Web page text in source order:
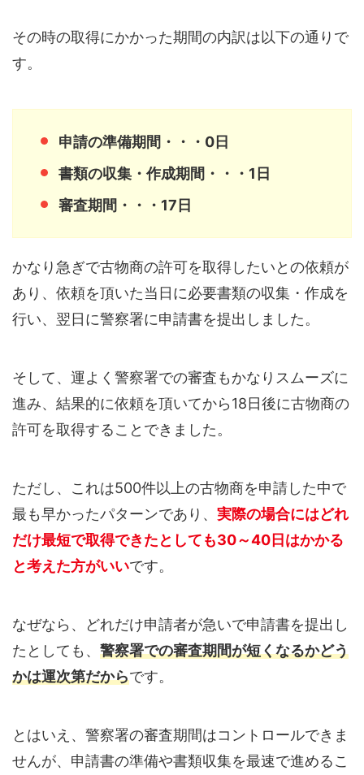
その時の取得にかかった期間の内訳は以下の通りで
す。
申請の準備期間・・・0日
書類の収集・作成期間・・・1日
審査期間・・・17日
かなり急ぎで古物商の許可を取得したいとの依頼が
あり、依頼を頂いた当日に必要書類の収集・作成を
行い、翌日に警察署に申請書を提出しました。
そして、運よく警察署での審査もかなりスムーズに
進み、結果的に依頼を頂いてから18日後に古物商の
許可を取得することできました。
ただし、これは500件以上の古物商を申請した中で
最も早かったパターンであり、 実際の場合にはどれ
だけ最短で取得できたとしても30～40日はかかる
と考えた方がいいです。
なぜなら、どれだけ申請者が急いで申請書を提出し
たとしても、 警察署での審査期間が短くなるかどう
かは運次第だからです。
とはいえ、警察署の審査期間はコントロールできま
せんが、申請書の準備や書類収集を最速で進めるこ